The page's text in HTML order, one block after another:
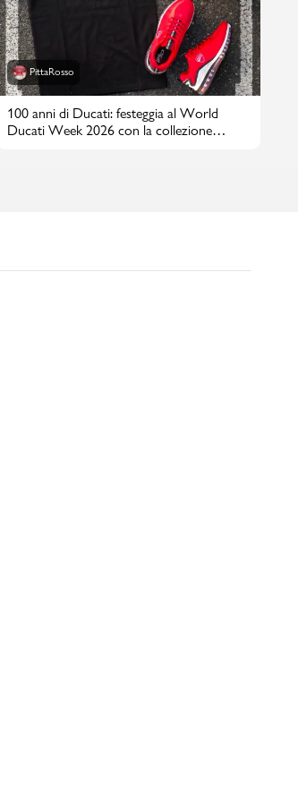
PittaRosso
100 anni di Ducati: festeggia al World
Ducati Week 2026 con la collezione